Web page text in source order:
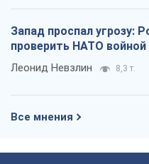
Запад проспал угрозу:
проверить НАТО войной
Леонид Невзлин 8,3 т.
Все мнения